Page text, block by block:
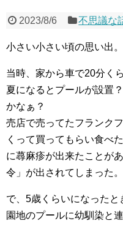
2023/8/6 不思議な
小さい小さい頃の思い出。
当時、家から車で20分く
夏になるとプールが設置
かなぁ？
売店で売ってたフランク
くって買ってもらい食べ
に蕁麻疹が出来たことが
令」が出されてしまった。
で、5歳くらいになった
園地のプールに幼馴染と